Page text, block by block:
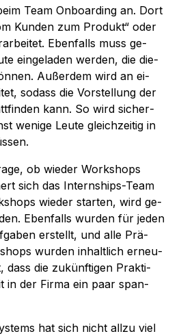
Team On­boar­ding an. Dort
Kun­den zum Pro­dukt“ oder
Eben­falls muss ge­
ein­ge­la­den wer­den, die die­
Au­ßer­dem wird an ei­
so­dass die Vor­stel­lung der
kann. So wird si­cher­
we­ni­ge Leu­te gleich­zei­tig in
ob wie­der Work­shops
sich das In­tern­ships-Team
wie­der star­ten, wird ge­
Eben­falls wur­den für je­den
er­stellt, und alle Prä­
wur­den in­halt­lich er­neu­
dass die zu­künf­ti­gen Prak­ti­
in der Fir­ma ein paar span­
hat sich nicht all­zu viel